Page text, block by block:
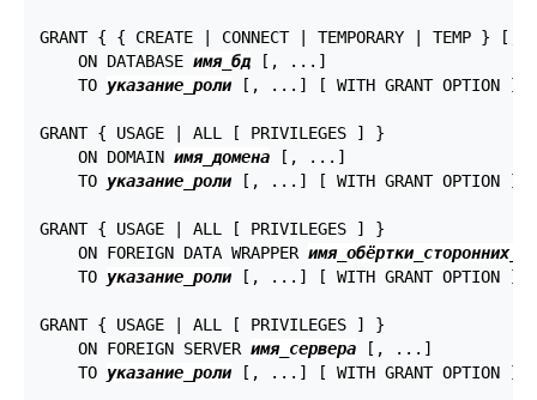
GRANT { { CREATE | CONNECT | TEMPORARY |
    ON DATABASE
имя_бд [, ...]
    TO
указание_роли [, ...] [ WITH GRANT OPTION ]
GRANT { USAGE | ALL [ PRIVILEGES ] }
    ON DOMAIN
имя_домена [, ...]
    TO
указание_роли [, ...] [ WITH GRANT OPTION ]
GRANT { USAGE | ALL [ PRIVILEGES ] }
    ON FOREIGN DATA WRAPPER
    TO
указание_роли [, ...] [ WITH GRANT OPTION ]
GRANT { USAGE | ALL [ PRIVILEGES ] }
    ON FOREIGN SERVER
имя_сервера [, ...]
    TO
указание_роли [, ...] [ WITH GRANT OPTION ]